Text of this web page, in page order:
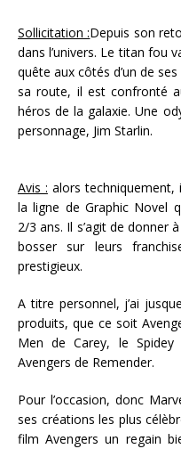
Sollicitation :Depuis son
dans l’univers. Le titan fou
quête aux côtés d’un de
sa route, il est confronté
héros de la galaxie. Une
personnage, Jim Starlin.
Avis : alors techniquement,
la ligne de Graphic Novel
2/3 ans. Il s’agit de donner
bosser sur leurs
prestigieux.
A titre personnel, j’ai
produits, que ce soit
Men de Carey, le
Avengers de Remender.
Pour l’occasion, donc
ses créations les plus
film Avengers un regain